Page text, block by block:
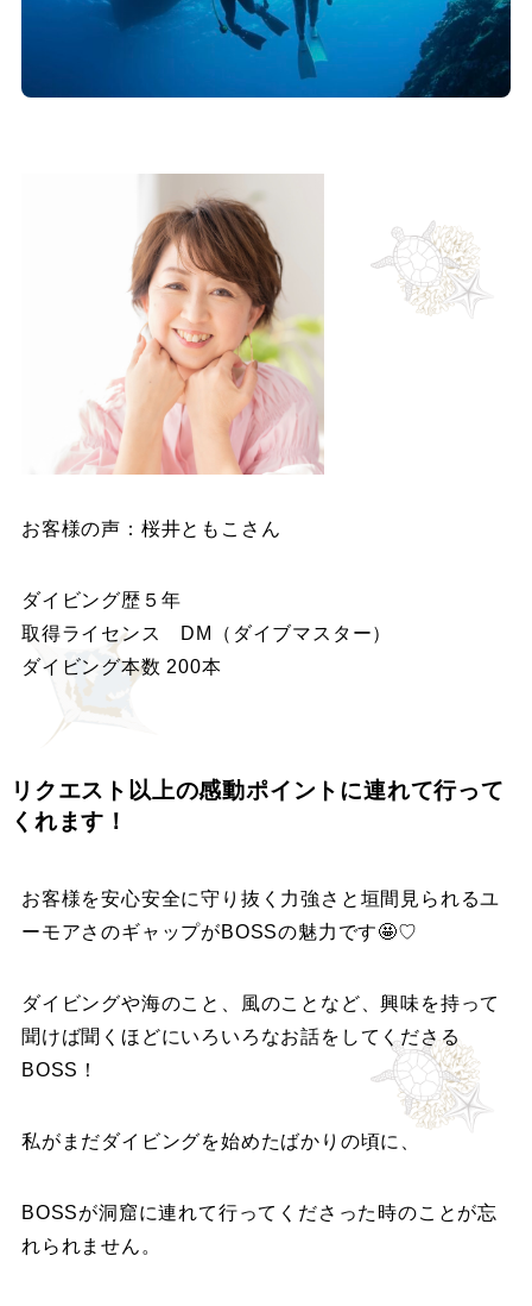
お客様の声：桜井ともこさん
ダイビング歴５年
取得ライセンス DM（ダイブマスター）
ダイビング本数 200本
リクエスト以上の感動ポイントに連れて行って
くれます！
お客様を安心安全に守り抜く力強さと垣間見られるユ
ーモアさのギャップがBOSSの魅力です🤩♡
ダイビングや海のこと、風のことなど、興味を持って
聞けば聞くほどにいろいろなお話をしてくださる
BOSS！
私がまだダイビングを始めたばかりの頃に、
BOSSが洞窟に連れて行ってくださった時のことが忘
れられません。